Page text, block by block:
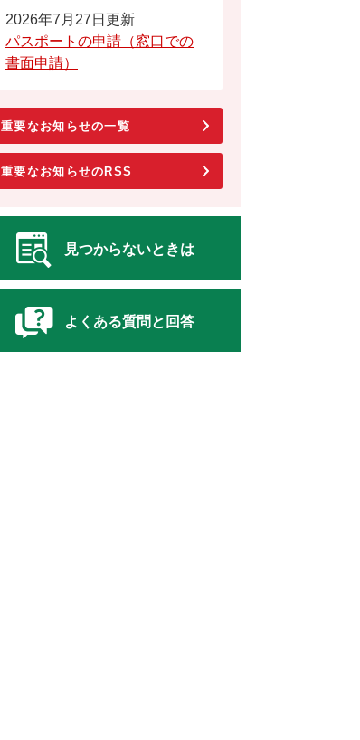
2026年7月27日更新
パスポートの申請（窓口での
書面申請）
重要なお知らせの一覧
重要なお知らせのRSS
見つからないときは
よくある質問と回答